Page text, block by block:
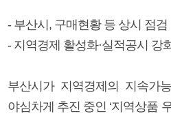
- 부산시, 구매현황 등 상시 점검
- 지역경제 활성화·실적공시 강
부산시가 지역경제의 지속가
야심차게 추진 중인 ‘지역상품